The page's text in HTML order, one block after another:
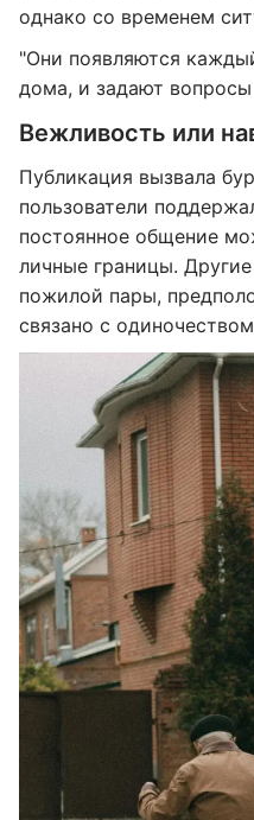
однако со временем
"Они появляются
дома, и задают
Вежливость или
Публикация вызвала
пользователи
постоянное общение
личные границы.
пожилой пары,
связано с